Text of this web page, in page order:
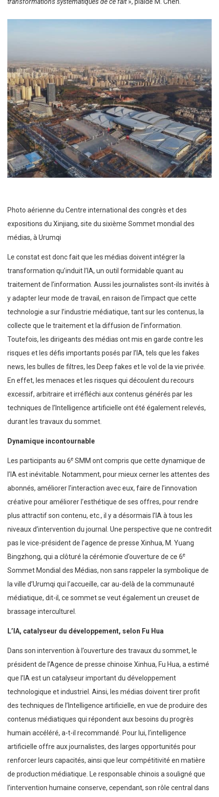
transformations systématiques de ce fait», plaide M. Chen.
Photo aérienne du Centre international des congrès et des
expositions du Xinjiang, site du sixième Sommet mondial des
médias, à Urumqi
Le constat est donc fait que les médias doivent intégrer la
transformation qu’induit l’IA, un outil formidable quant au
traitement de l’information. Aussi les journalistes sont-ils invités à
y adapter leur mode de travail, en raison de l’impact que cette
technologie a sur l’industrie médiatique, tant sur les contenus, la
collecte que le traitement et la diffusion de l’information.
Toutefois, les dirigeants des médias ont mis en garde contre les
risques et les défis importants posés par l’IA, tels que les fakes
news, les bulles de filtres, les Deep fakes et le vol de la vie privée.
En effet, les menaces et les risques qui découlent du recours
excessif, arbitraire et irréfléchi aux contenus générés par les
techniques de l’Intelligence artificielle ont été également relevés,
durant les travaux du sommet.
Dynamique incontournable
Les participants au 6e SMM ont compris que cette dynamique de
l’IA est inévitable. Notamment, pour mieux cerner les attentes des
abonnés, améliorer l’interaction avec eux, faire de l’innovation
créative pour améliorer l’esthétique de ses offres, pour rendre
plus attractif son contenu, etc., il y a désormais l’IA à tous les
niveaux d’intervention du journal. Une perspective que ne contredit
pas le vice-président de l’agence de presse Xinhua, M. Yuang
Bingzhong, qui a clôturé la cérémonie d’ouverture de ce 6e
Sommet Mondial des Médias, non sans rappeler la symbolique de
la ville d’Urumqi qui l’accueille, car au-delà de la communauté
médiatique, dit-il, ce sommet se veut également un creuset de
brassage interculturel.
L’IA, catalyseur du développement, selon Fu Hua
Dans son intervention à l’ouverture des travaux du sommet, le
président de l’Agence de presse chinoise Xinhua, Fu Hua, a estimé
que l’IA est un catalyseur important du développement
technologique et industriel. Ainsi, les médias doivent tirer profit
des techniques de l’Intelligence artificielle, en vue de produire des
contenus médiatiques qui répondent aux besoins du progrès
humain accéléré, a-t-il recommandé. Pour lui, l’intelligence
artificielle offre aux journalistes, des larges opportunités pour
renforcer leurs capacités, ainsi que leur compétitivité en matière
de production médiatique. Le responsable chinois a souligné que
l’intervention humaine conserve, cependant, son rôle central dans